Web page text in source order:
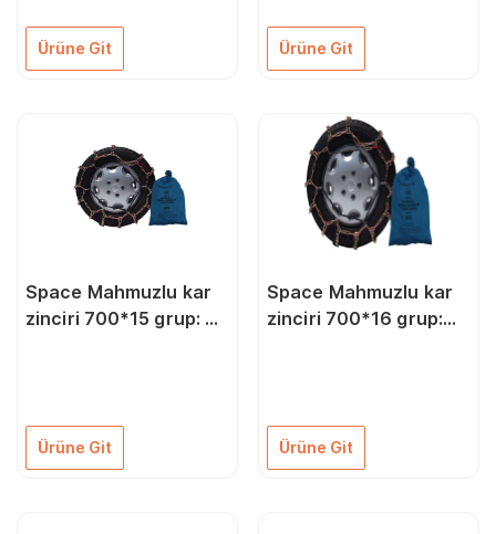
Ürüne Git Ürüne Git
Space Mahmuzlu kar
zinciri 700*15 grup: 72
Ürüne Git
Space Mahmuzlu kar
zinciri 700*16 grup:
Ürüne Git